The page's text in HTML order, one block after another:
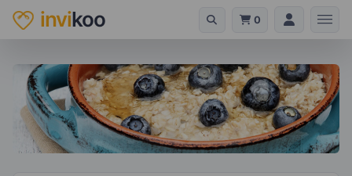
invikoo 0